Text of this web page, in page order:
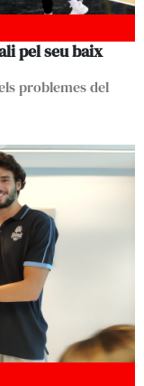
pel seu baix
problemes del